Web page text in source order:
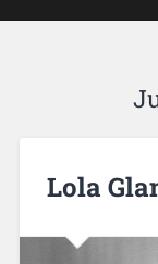
Lola